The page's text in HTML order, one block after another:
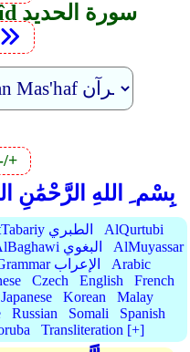
57. Surah Al-Hadîd سورة الحديد
+
بِسْم ِ اللهِ الرَّحْمَٰنِ
AtTabariy الطبري
AlQurtubi
AlBaghawi البغوي
AlMuyassar
Grammar الإعراب
Arabic
Czech English
French
Japanese Korean
Malay
Russian Somali
Spanish
Transliteration [+]